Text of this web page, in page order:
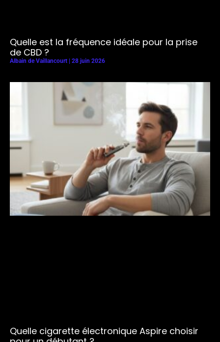
Quelle est la fréquence idéale pour la prise
de CBD ?
Albain de Vaillancourt 28 juin 2026
Quelle cigarette électronique Aspire choisir